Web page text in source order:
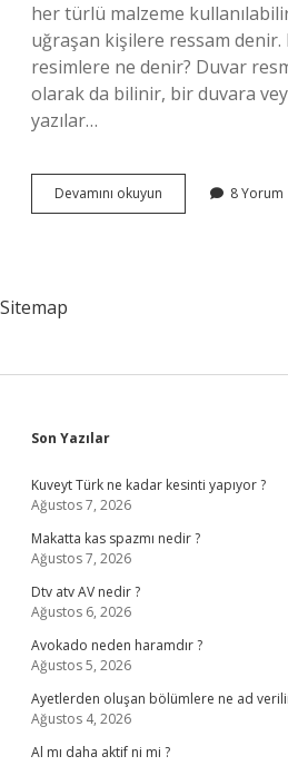
her türlü malzeme
uğraşan kişilere ressam denir.
resimlere ne denir? Duvar
olarak da bilinir, bir duvara
yazılar…
Devamını okuyun
Çizilen
8 Yorum
Sitemap
Sidebar
Son Yazılar
Kuveyt Türk ne kadar kesinti yapıyor ?
Ağustos 7, 2026
Makatta kas spazmı nedir ?
Ağustos 7, 2026
Dtv atv AV nedir ?
Ağustos 6, 2026
Avokado neden haramdır ?
Ağustos 5, 2026
Ayetlerden oluşan bölümlere ne ad
Ağustos 4, 2026
Al mı daha aktif ni mi ?